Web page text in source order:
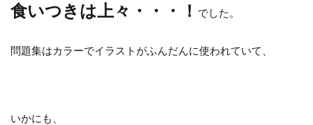
食いつきは上々・・・！ でした。
問題集はカラーでイラストがふんだんに使われていて、
いかにも、